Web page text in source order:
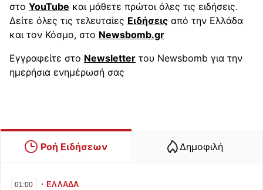
στο YouTube και μάθετε πρώτοι όλες τις ειδήσεις.
Δείτε όλες τις τελευταίες Ειδήσεις από την Ελλάδα
και τον Κόσμο, στο Newsbomb.gr
Εγγραφείτε στο Newsletter του Newsbomb για την
ημερήσια ενημέρωσή σας
Ροή Ειδήσεων Δημοφιλή
01:00 ∙ΕΛΛΑΔΑ